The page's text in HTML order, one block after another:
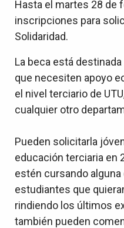
Hasta el martes 28 de
inscripciones para
Solidaridad.
La beca está
que necesiten apoyo
el nivel terciario de
cualquier otro
Pueden solicitarla
educación terciaria en
estén cursando alguna
estudiantes que
rindiendo los últimos
también pueden